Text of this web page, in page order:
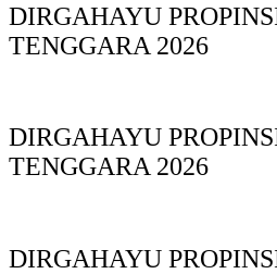
DIRGAHAYU
TENGGARA 2026
DIRGAHAYU
TENGGARA 2026
DIRGAHAYU